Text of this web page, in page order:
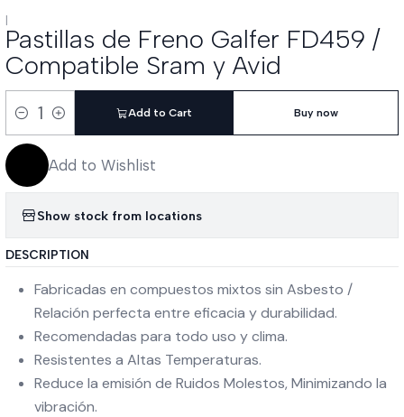
|
Pastillas de Freno Galfer FD459 /
Compatible Sram y Avid
Quantity
Add to Cart Buy now
Add to Wishlist
Show stock from locations
DESCRIPTION
Fabricadas en compuestos mixtos sin Asbesto /
Relación perfecta entre eficacia y durabilidad.
Recomendadas para todo uso y clima.
Resistentes a Altas Temperaturas.
Reduce la emisión de Ruidos Molestos, Minimizando la
vibración.